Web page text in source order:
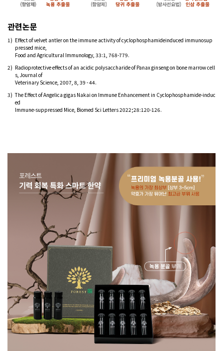
관련논문
1) Effect of velvet antler on the immune activity of cyclophosphamideinduced immunosup
pressed mice,
Food and Agricultural Immunology, 33:1, 768-779.
2) Radioprotective effects of an acidic polysaccharide of Panax ginseng on bone marrow cell
s, Journal of
Veterinary Science, 2007, 8, 39 - 44.
3) The Effect of Angelica gigas Nakai on Immune Enhancement in Cyclophosphamide-induc
ed
Immune-suppressed Mice, Biomed Sci Letters 2022;28:120-126.